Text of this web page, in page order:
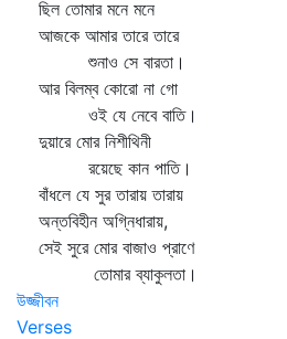
ছিল তোমার মনে মনে
আজকে আমার তারে তারে
শুনাও সে বারতা।
আর বিলম্ব কোরো না গো
ওই যে নেবে বাতি।
দুয়ারে মোর নিশীথিনী
রয়েছে কান পাতি।
বাঁধলে যে সুর তারায় তারায়
অন্তবিহীন অগ্নিধারায়,
সেই সুরে মোর বাজাও প্রাণে
তোমার ব্যাকুলতা।
উজ্জীবন
Verses